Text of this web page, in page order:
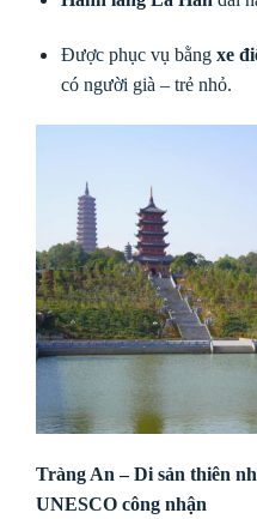
Được phục vụ bằng xe
có người già – trẻ nhỏ.
Tràng An – Di sản thiên
UNESCO công nhận